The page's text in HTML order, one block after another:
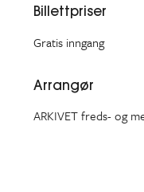
Billettpriser
Gratis inngang
Arrangør
ARKIVET freds- og